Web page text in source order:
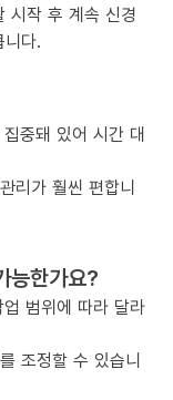
시작 후 계속 신경
다.
중돼 있어 시간 대
리가 훨씬 편합니
능한가요?
범위에 따라 달라
조정할 수 있습니